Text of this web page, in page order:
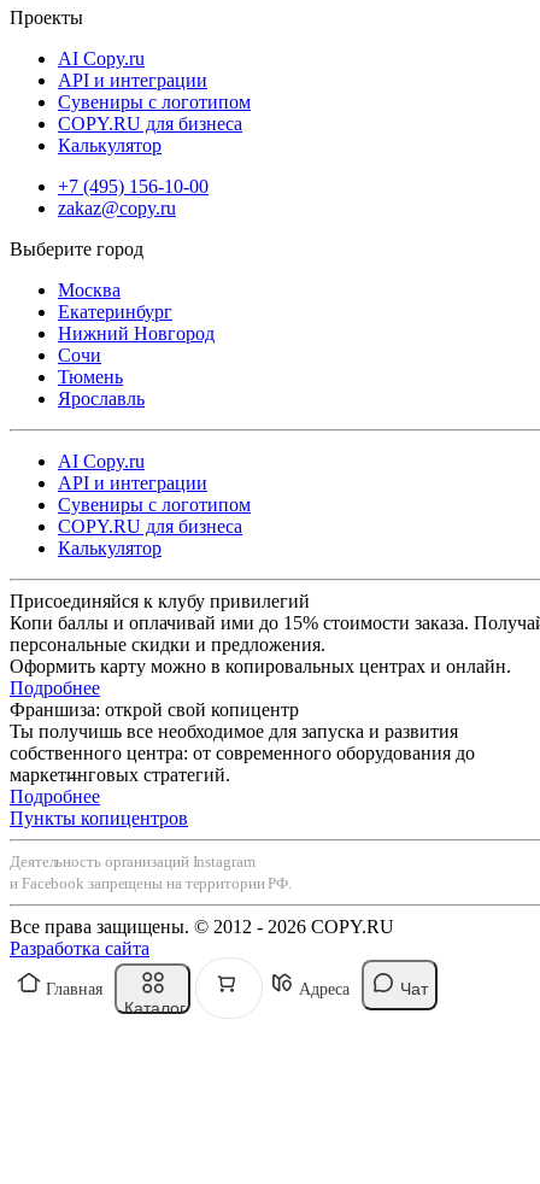
Проекты
AI Copy.ru
API и интеграции
Сувениры с логотипом
COPY.RU для бизнеса
Калькулятор
+7 (495) 156-10-00
zakaz@copy.ru
Москва
Екатеринбург
Нижний Новгород
Сочи
Тюмень
Ярославль
AI Copy.ru
API и интеграции
Сувениры с логотипом
COPY.RU для бизнеса
Калькулятор
Присоединяйся к клубу привилегий
Копи баллы и оплачивай ими до 15% стоимости заказа.
персональные скидки и предложения.
Оформить карту можно в копировальных центрах и онлайн.
Подробнее
Франшиза: открой свой копицентр
Ты получишь все необходимое для запуска и развития
собственного центра: от современного оборудования до
маркетинговых стратегий.
Подробнее
Пункты копицентров
Деятельность организаций Instagram
и Facebook запрещены на территории РФ.
Все права защищены. © 2012 - 2026 COPY.RU
Разработка сайта
Главная
Каталог
Адреса Чат